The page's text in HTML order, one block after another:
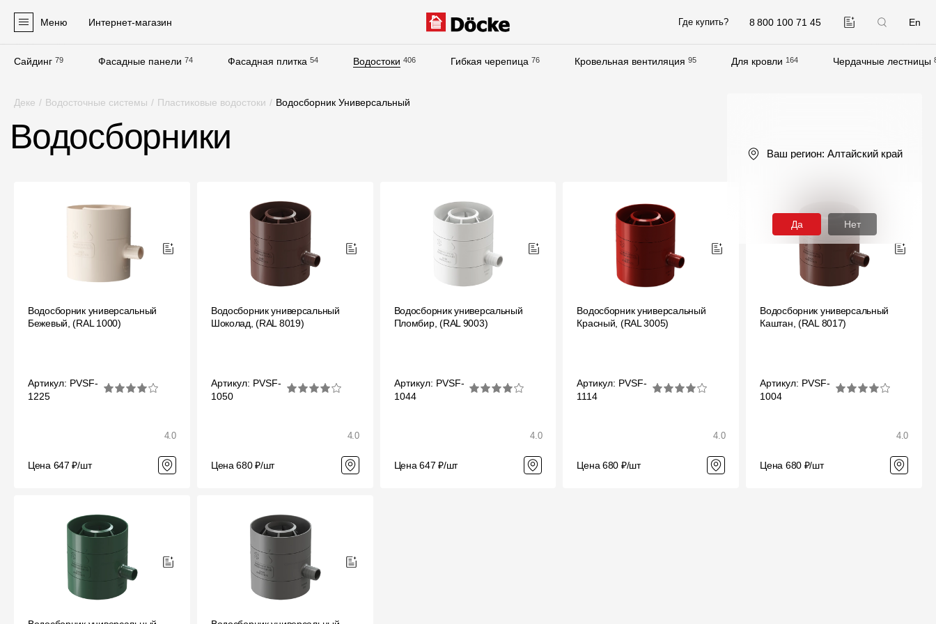
8 800 100 71 45 En
Меню Интернет-магазин Где купить?
Сайдинг 79 Фасадные панели 74 Фасадная плитка 54 Водостоки 406 Гибкая черепица 76 Кровельная вентиляция 95 Для кровли 164 Чердачные лестницы
Сайдинг
Фасадная плитка
Комплектующие для фасадов
Пленки и мембраны
Мягкая кровля
Комплектующие к кровле
Пластиковые водосточные
Металлические водосточные
Водосборник
Чердачные лестницы
Сертификаты
Гарантии
Чертежи
Текстуры
Фото объектов
Награды
Предложения по сотрудничеству
B2B
Деке / Водосточные системы / Пластиковые водостоки / Водосборник Универсальный
Водосборники
Водосборник универсальный
Бежевый, (RAL 1000)
Артикул: PVSF-
1225
4.0
Цена 647 ₽/шт
Водосборник универсальный
Шоколад, (RAL 8019)
Артикул: PVSF-
1050
4.0
Цена 680 ₽/шт
Водосборник универсальный
Пломбир, (RAL 9003)
Артикул: PVSF-
1044
4.0
Цена 647 ₽/шт
Водосборник универсальный
Красный, (RAL 3005)
Артикул: PVSF-
1114
4.0
Цена 680 ₽/шт
Водосборник универсальный
Каштан, (RAL 8017)
Артикул: PVSF-
1004
4.0
Цена 680 ₽/шт
Ваш регион: Алтайский край
Да Нет